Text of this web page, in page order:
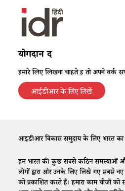
योगदान दें
हमारे लिए लिखना चाहते हैं तो अपने
आईडीआर के लिए लिखें
आईडीआर विकास समुदाय के लिए भारत का
हम भारत की कुछ सबसे कठिन समस्याओं
लोगों द्वारा और उनके लिए लिखे गए सबसे नए
को प्रकाशित करते हैं। हमारा काम चीजों को